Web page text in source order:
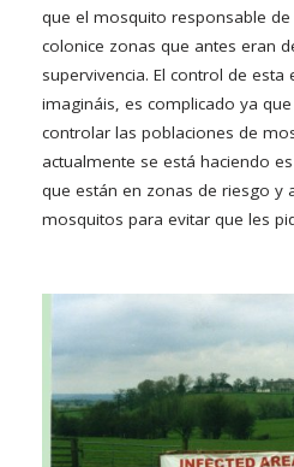
que el mosquito responsable
colonice zonas que antes eran
supervivencia. El control de
imagináis, es complicado ya
controlar las poblaciones de
actualmente se está haciendo
que están en zonas de riesgo y
mosquitos para evitar que les